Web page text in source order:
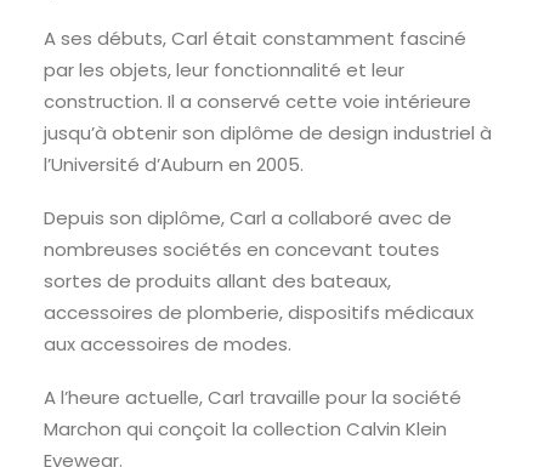
A ses débuts, Carl était constamment fasciné
par les objets, leur fonctionnalité et leur
construction. Il a conservé cette voie intérieure
jusqu’à obtenir son diplôme de design industriel à
l’Université d’Auburn en 2005.
Depuis son diplôme, Carl a collaboré avec de
nombreuses sociétés en concevant toutes
sortes de produits allant des bateaux,
accessoires de plomberie, dispositifs médicaux
aux accessoires de modes.
A l’heure actuelle, Carl travaille pour la société
Marchon qui conçoit la collection Calvin Klein
Eyewear.